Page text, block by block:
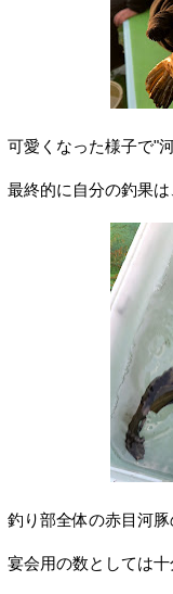
可愛くなった様子で"
最終的に自分の釣果
釣り部全体の赤目河
宴会用の数としては